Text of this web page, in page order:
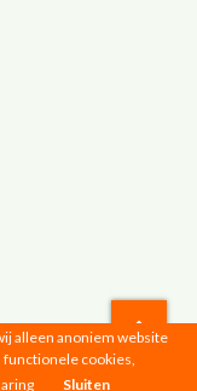
alleen anoniem website
functionele cookies,
Sluiten